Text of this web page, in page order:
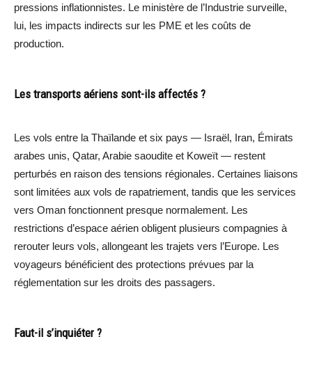
pressions inflationnistes. Le ministère de l’Industrie surveille,
lui, les impacts indirects sur les PME et les coûts de
production.
Les transports aériens sont-ils affectés ?
Les vols entre la Thaïlande et six pays — Israël, Iran, Émirats
arabes unis, Qatar, Arabie saoudite et Koweït — restent
perturbés en raison des tensions régionales. Certaines liaisons
sont limitées aux vols de rapatriement, tandis que les services
vers Oman fonctionnent presque normalement. Les
restrictions d’espace aérien obligent plusieurs compagnies à
rerouter leurs vols, allongeant les trajets vers l’Europe. Les
voyageurs bénéficient des protections prévues par la
réglementation sur les droits des passagers.
Faut-il s’inquiéter ?